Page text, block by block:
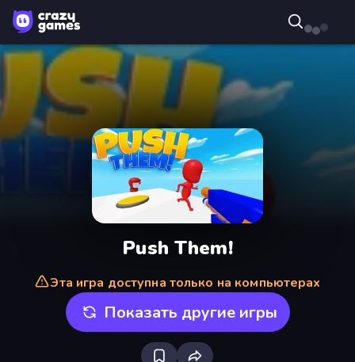
Push Them!
Эта игра доступна только на компьютерах
Показать другие игры